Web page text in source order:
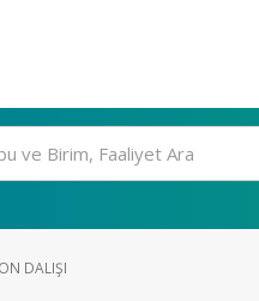
DALIŞI